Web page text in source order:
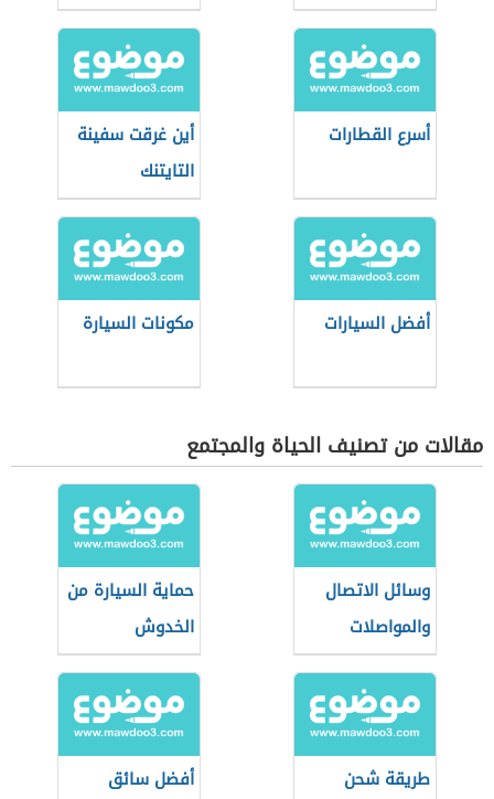
أسرع القطارات
أين غرقت سفينة
التايتنك
أفضل السيارات مكونات السيارة
مقالات من تصنيف الحياة والمجتمع
وسائل الاتصال
والمواصلات
حماية السيارة من
الخدوش
طريقة شحن
أفضل سائق